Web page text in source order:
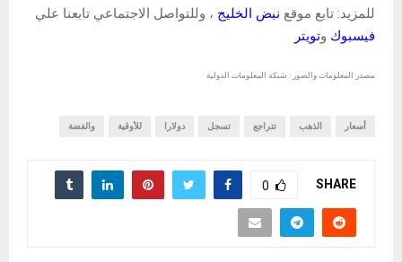
للمزيد: تابع موقع نبض الخليج ، وللتواصل الاجتماعي تابعنا علي
فيسبوك وتويتر
مصدر المعلومات والصور : شبكة المعلومات الدولية
أسعار الذهب تتراجع تسجل دولارا للأوقية والفضة
SHARE
0